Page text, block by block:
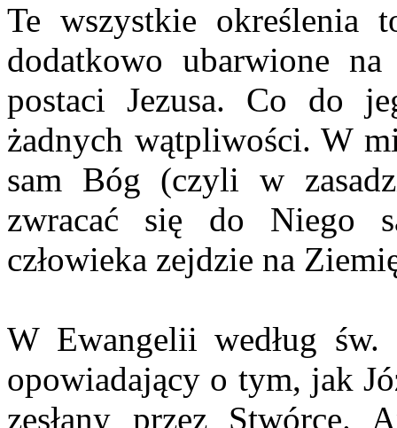
Te wszystkie określenia
dodatkowo ubarwione na
postaci Jezusa. Co do
żadnych wątpliwości. W
sam Bóg (czyli w
zwracać się do Niego
człowieka zejdzie na
W Ewangelii według św.
opowiadający o tym, jak
zesłany przez Stwórcę.